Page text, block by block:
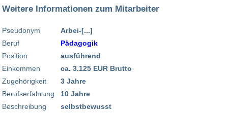
Weitere Informationen zum Mitarbeiter
Pseudonym
Beruf
Position
Einkommen
Zugehörigkeit
Berufserfahrung
Beschreibung
Arbei-[...]
Pädagogik
ausführend
ca. 3.125 EUR Brutto
3 Jahre
10 Jahre
selbstbewusst